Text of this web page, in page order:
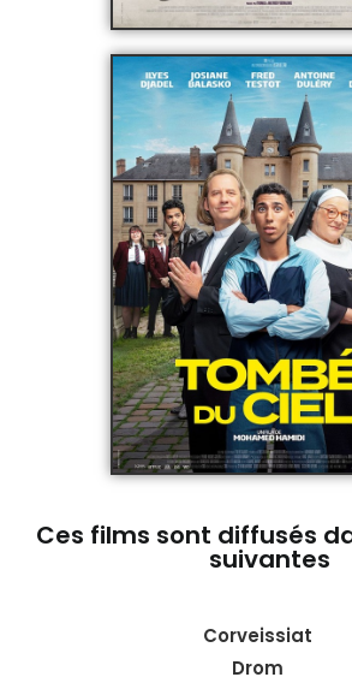
Ces films sont diffusés
suivantes
Corveissiat
Drom